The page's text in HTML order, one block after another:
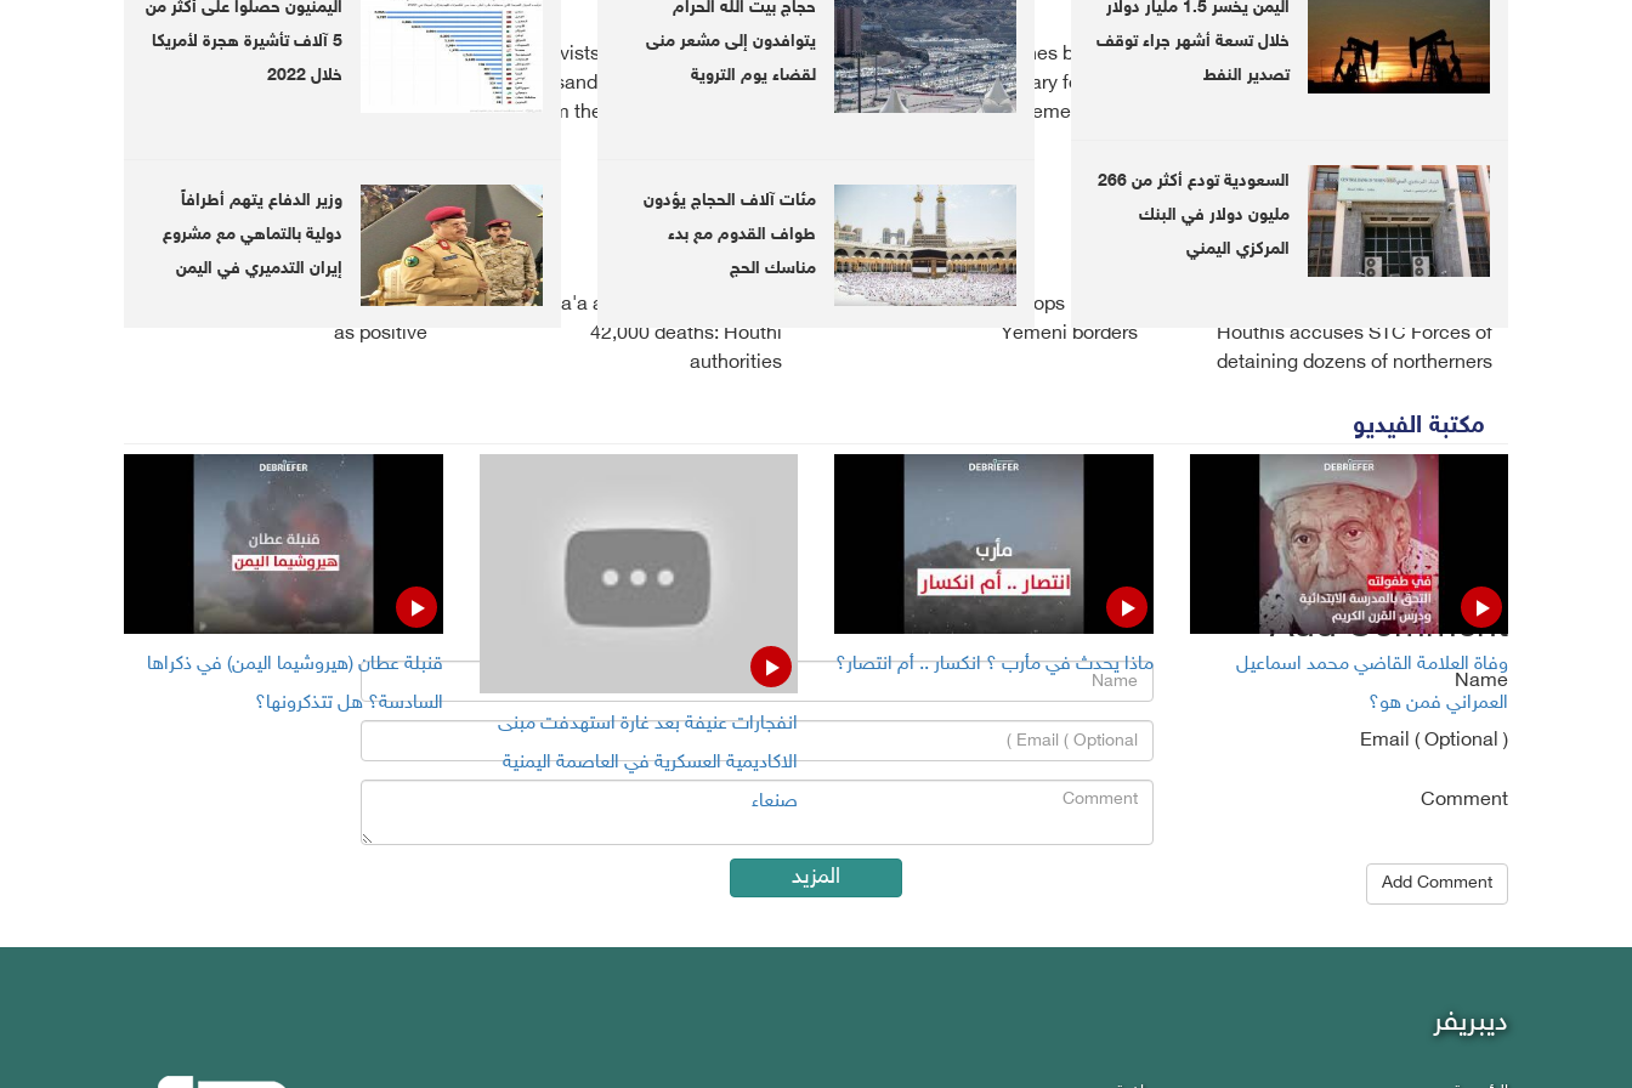
UNDP`s 2019 Human
Development Report:Tech,
Violent clashes between
security and military forces in
Yemen's Taiz
Activists broadcast a video of
thousands of fighters returning
from the frontlines to Yemeni
Hadi's PM complains about
difficult economic situation in
Read Also
Houthis accuses STC Forces of
detaining dozens of northerners
KSA say 3 Saudi troops killed at
Yemeni borders
Sana'a airport closure behind
42,000 deaths: Houthi
authorities
Houthis hail Sudanese remarks
as positive
Comments
No comments
Add Comment
Name
Email ( Optional )
Comment
Add Comment
Debriefer
اليمن يخسر 1.5 مليار دولار
خلال تسعة أشهر جراء توقف
تصدير النفط
السعودية تودع أكثر من 266
مليون دولار في البنك
المركزي اليمني
حجاج بيت الله الحرام
يتوافدون إلى مشعر منى
لقضاء يوم التروية
مئات آلاف الحجاج يؤدون
طواف القدوم مع بدء
مناسك الحج
اليمنيون حصلوا على أكثر من
5 آلاف تأشيرة هجرة لأمريكا
خلال 2022
وزير الدفاع يتهم أطرافاً
دولية بالتماهي مع مشروع
إيران التدميري في اليمن
مكتبة الفيديو
وفاة العلامة القاضي محمد اسماعيل
العمراني فمن هو؟
ماذا يحدث في مأرب ؟ انكسار .. أم انتصار؟
انفجارات عنيفة بعد غارة استهدفت مبنى
الاكاديمية العسكرية في العاصمة اليمنية
صنعاء
قنبلة عطان (هيروشيما اليمن) في ذكراها
السادسة؟ هل تتذكرونها؟
المزيد
ديبريفر